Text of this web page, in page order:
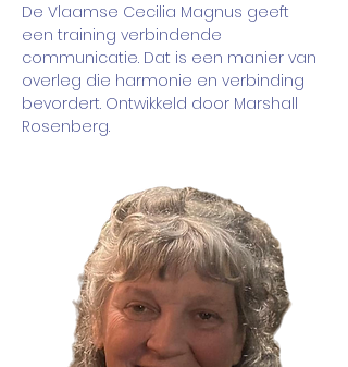
De Vlaamse Cecilia Magnus geeft
een training verbindende
communicatie. Dat is een manier van
overleg die harmonie en verbinding
bevordert. Ontwikkeld door Marshall
Rosenberg.